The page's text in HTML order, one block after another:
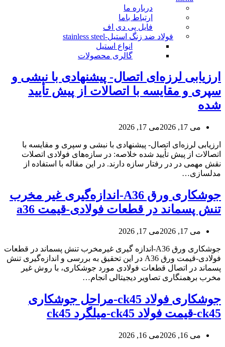
درباره ما
ارتباط باما
فایل پی دی اف
فولاد ضد زنگ استیل-stainless steel
انواع استیل
گالری محصولات
ارزیابی لرزه‌ای اتصال- پیشنهادی با نبشی و
سپری و مقایسه با اتصالات از پیش تأیید
شده
می 17, 2026 می 17, 2026
ارزیابی لرزه‌ای اتصال- پیشنهادی با نبشی و سپری و مقایسه با
اتصالات از پیش تأیید شده خلاصه: در سازه‌های فولادی اتصلات
نقش مهمی در در رفتار سازه دارند. در این مقاله با استفاده از
مدلسازی…
جوشکاری ورق A36-اندازه‌گیری غیر مخرب
تنش پسماند در قطعات فولادی-قیمت a36
می 17, 2026 می 17, 2026
جوشکاری ورق A36-اندازه گیری غیرمخرب تنش پسماند در قطعات
فولادی-قیمت ورق A36 در این تحقیق به بررسی و اندازه‌گیری تنش
پسماند در اتصال قطعات فولادی مورد جوشکاری، با روش غیر
مخرب برهمنگاری تصاویر دیجیتالی انجام…
جوشکاری فولاد ck45-مراحل جوشکاری
ck45-قیمت فولاد ck45-میلگرد ck45
می 16, 2026 می 16, 2026